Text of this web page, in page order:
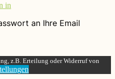
in
an Ihre Email
z.B. Erteilung oder Widerruf von